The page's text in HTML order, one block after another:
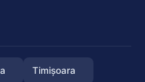
Timișoara